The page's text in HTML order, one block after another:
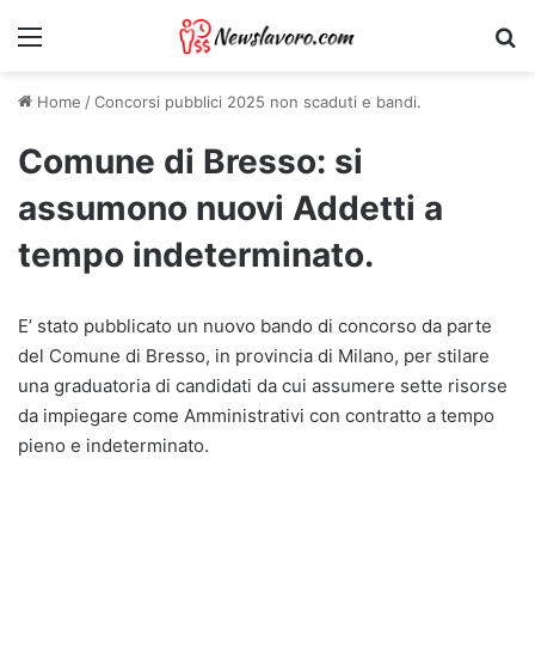
Menu
Home /Concorsi pubblici 2025 non scaduti e bandi.
Comune di Bresso: si
assumono nuovi Addetti a
tempo indeterminato.
E’ stato pubblicato un nuovo bando di concorso da parte
del Comune di Bresso, in provincia di Milano, per stilare
una graduatoria di candidati da cui assumere sette risorse
da impiegare come Amministrativi con contratto a tempo
pieno e indeterminato.